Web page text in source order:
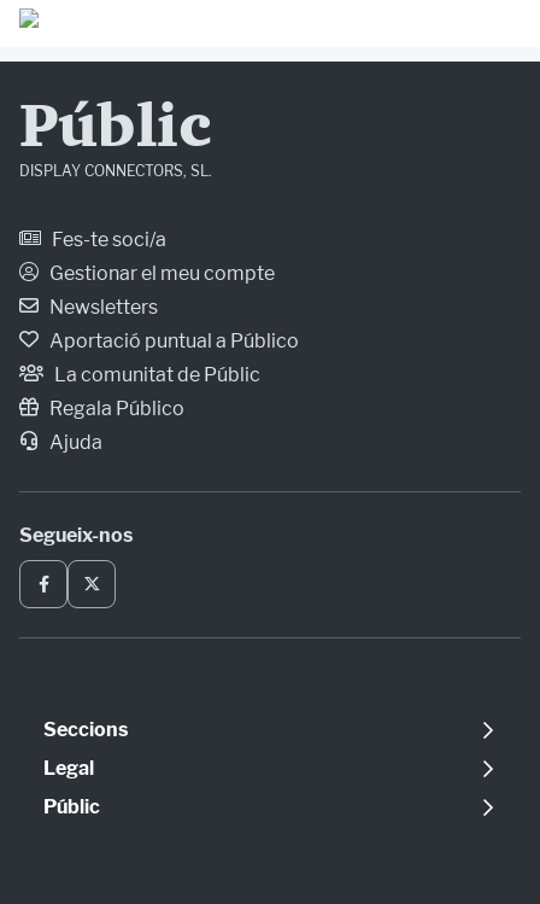
Públic
DISPLAY CONNECTORS, SL.
Fes-te soci/a
Gestionar el meu compte
Newsletters
Aportació puntual a Público
La comunitat de Públic
Regala Público
Ajuda
Segueix-nos
Seccions
Política
Opinió
Legal
Avís legal
Públic